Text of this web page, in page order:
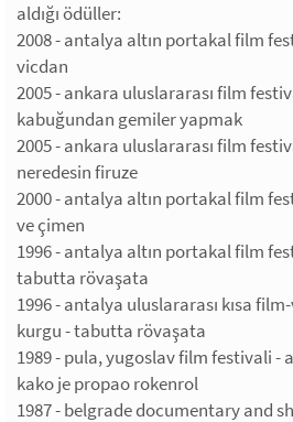
aldığı ödüller:
2008 - antalya altın portakal film
vicdan
2005 - ankara uluslararası film
kabuğundan gemiler yapmak
2005 - ankara uluslararası film
neredesin firuze
2000 - antalya altın portakal film
ve çimen
1996 - antalya altın portakal film
tabutta rövaşata
1996 - antalya uluslararası kısa
kurgu - tabutta rövaşata
1989 - pula, yugoslav film festivali -
kako je propao rokenrol
1987 - belgrade documentary and